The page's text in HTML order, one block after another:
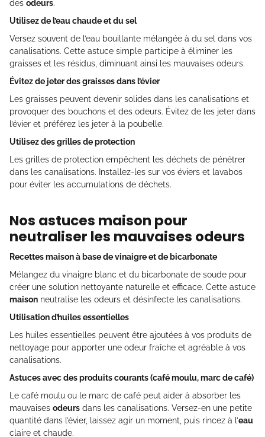
des odeurs.
Utilisez de l’eau chaude et du sel
Versez souvent de l’eau bouillante mélangée à du sel dans vos
canalisations. Cette astuce simple participe à éliminer les
graisses et les résidus, diminuant ainsi les mauvaises odeurs.
Évitez de jeter des graisses dans l’évier
Les graisses peuvent devenir solides dans les canalisations et
provoquer des bouchons et des odeurs. Évitez de les jeter dans
l’évier et préférez les jeter à la poubelle.
Utilisez des grilles de protection
Les grilles de protection empêchent les déchets de pénétrer
dans les canalisations. Installez-les sur vos éviers et lavabos
pour éviter les accumulations de déchets.
Nos astuces maison pour
neutraliser les mauvaises odeurs
Recettes maison à base de vinaigre et de bicarbonate
Mélangez du vinaigre blanc et du bicarbonate de soude pour
créer une solution nettoyante naturelle et efficace. Cette astuce
maison neutralise les odeurs et désinfecte les canalisations.
Utilisation d’huiles essentielles
Les huiles essentielles peuvent être ajoutées à vos produits de
nettoyage pour apporter une odeur fraîche et agréable à vos
canalisations.
Astuces avec des produits courants (café moulu, marc de café)
Le café moulu ou le marc de café peut aider à absorber les
mauvaises odeurs dans les canalisations. Versez-en une petite
quantité dans l’évier, laissez agir un moment, puis rincez à l’eau
claire et chaude.